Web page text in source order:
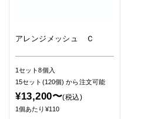
アレンジメッシュ Ｃ
1セット8個入
15セット(120個)から注文可能
¥13,200〜(税込)
1個あたり¥110